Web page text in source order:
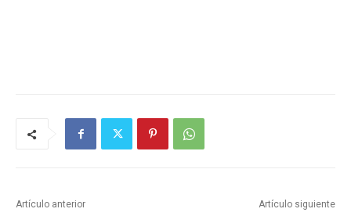
Artículo anterior Artículo siguiente